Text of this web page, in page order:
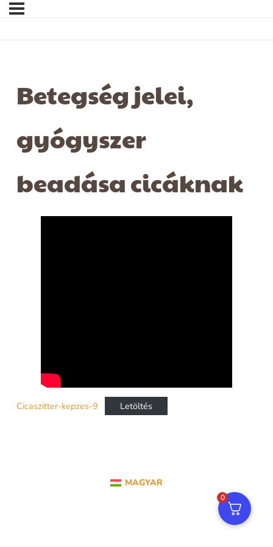
Betegség jelei,
gyógyszer
beadása cicáknak
Cicaszitter-kepzes-9 Letöltés
MAGYAR
0